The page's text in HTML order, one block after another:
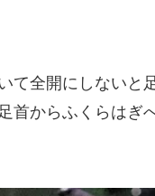
て全開にしないと
首からふくらはぎ